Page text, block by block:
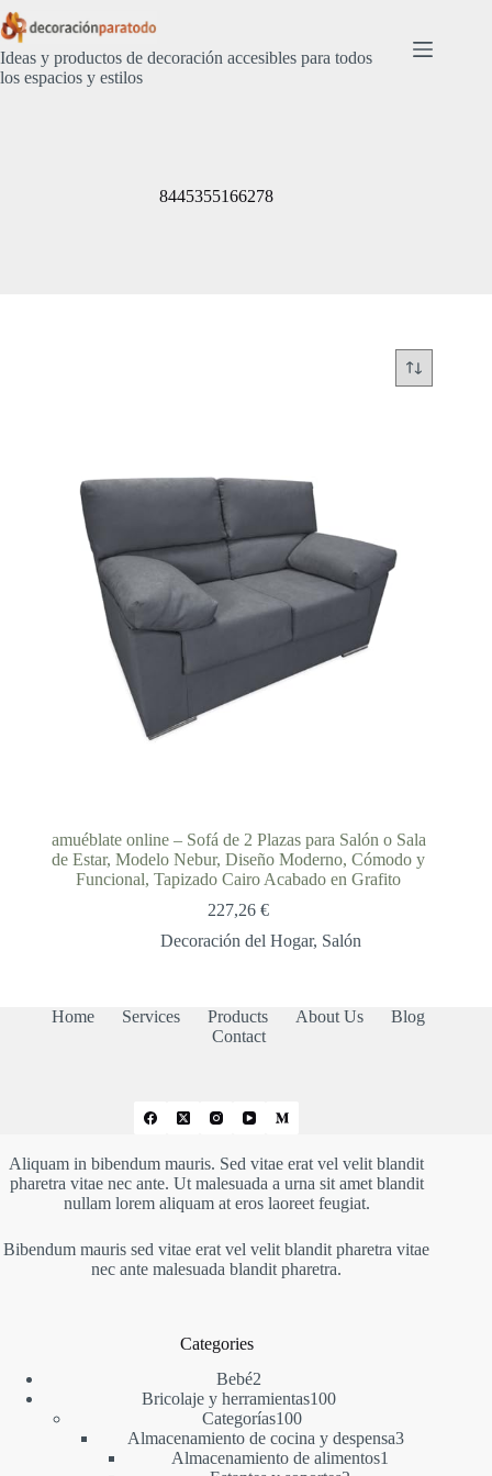
Saltar
al
contenido
Ideas y productos de decoración accesibles para todos
los espacios y estilos
8445355166278
amuéblate online – Sofá de 2 Plazas para Salón o Sala
de Estar, Modelo Nebur, Diseño Moderno, Cómodo y
Funcional, Tapizado Cairo Acabado en Grafito
227,26€
Decoración del Hogar, Salón
Home Services Products About Us
Blog
Contact
Aliquam in bibendum mauris. Sed vitae erat vel velit blandit
pharetra vitae nec ante. Ut malesuada a urna sit amet blandit
nullam lorem aliquam at eros laoreet feugiat.
Bibendum mauris sed vitae erat vel velit blandit pharetra vitae
nec ante malesuada blandit pharetra.
Categories
Bebé22
productos
Bricolaje y herramientas100100
Categorías100100
productos
Almacenamiento de cocina y despensa33
Almacenamiento de alimentos1